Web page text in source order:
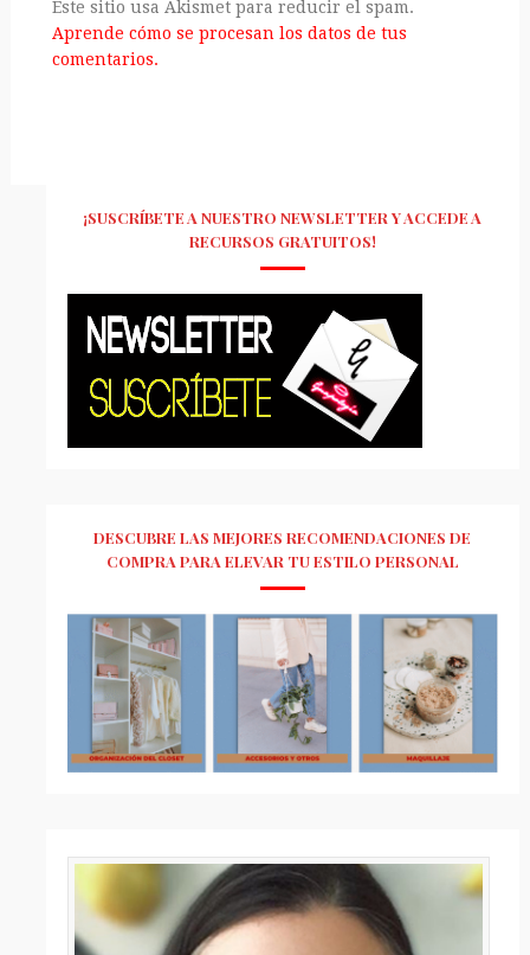
Este sitio usa Akismet para reducir el spam.
Aprende cómo se procesan los datos de tus
comentarios.
¡SUSCRÍBETE A NUESTRO NEWSLETTER Y ACCEDE A
RECURSOS GRATUITOS!
DESCUBRE LAS MEJORES RECOMENDACIONES DE
COMPRA PARA ELEVAR TU ESTILO PERSONAL